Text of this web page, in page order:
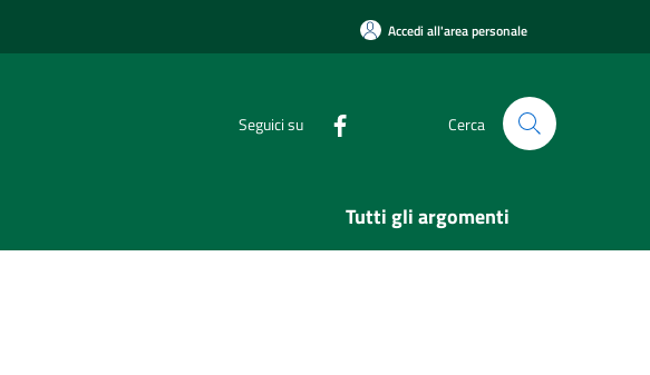
Accedi all'area personale
Seguici su Cerca
Tutti gli argomenti